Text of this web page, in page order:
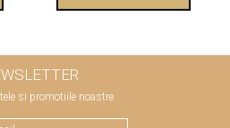
si promotiile noastre